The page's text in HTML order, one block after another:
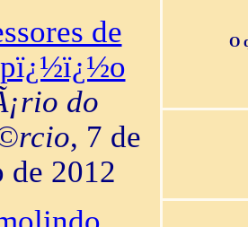
de
do
, 7 de
de 2012
O